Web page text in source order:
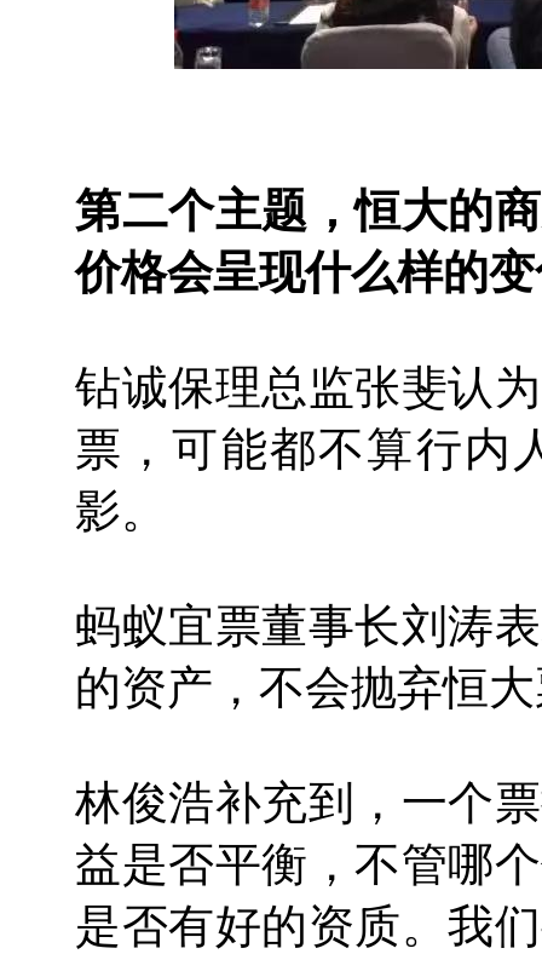
第二个主题，恒大的
价格会呈现什么样的
钻诚保理总监张斐认
票，可能都不算行内
影。
蚂蚁宜票董事长刘涛
的资产，不会抛弃恒
林俊浩补充到，一个
益是否平衡，不管哪
是否有好的资质。我